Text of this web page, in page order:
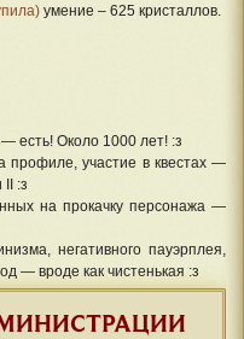
умение – 625 кристаллов.
есть! Около 1000 лет! :з
профиле, участие в квестах —
:з
на прокачку персонажа —
негативного пауэрплея,
— вроде как чистенькая :з